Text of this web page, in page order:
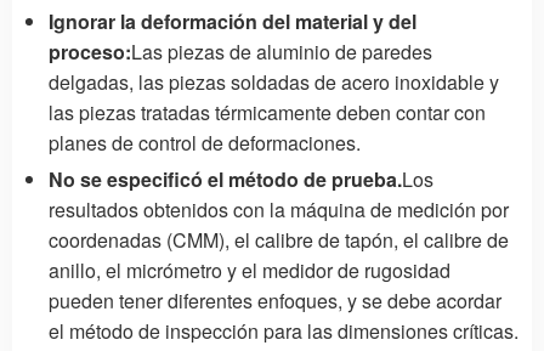
Ignorar la deformación del material y del
proceso:Las piezas de aluminio de paredes
delgadas, las piezas soldadas de acero inoxidable y
las piezas tratadas térmicamente deben contar con
planes de control de deformaciones.
No se especificó el método de prueba.Los
resultados obtenidos con la máquina de medición por
coordenadas (CMM), el calibre de tapón, el calibre de
anillo, el micrómetro y el medidor de rugosidad
pueden tener diferentes enfoques, y se debe acordar
el método de inspección para las dimensiones críticas.